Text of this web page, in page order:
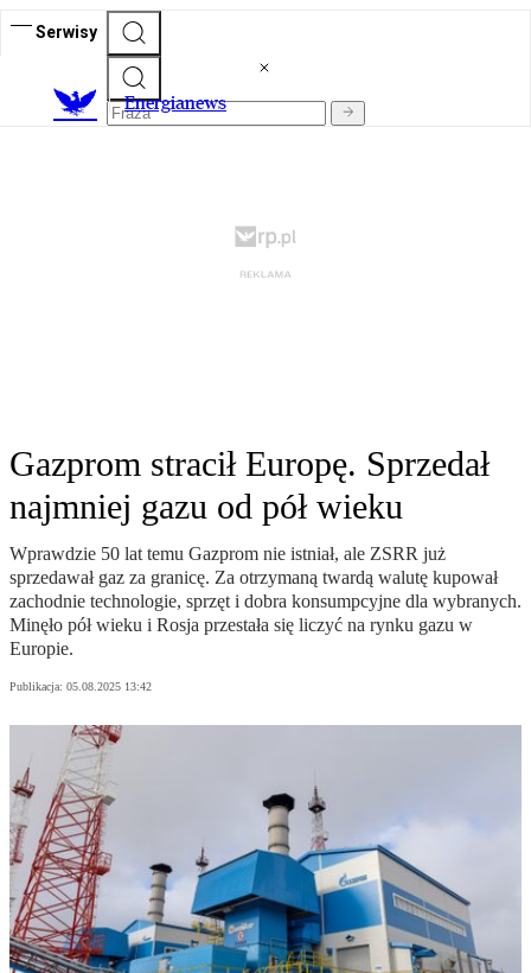
Serwisy
Energianews
Gazprom stracił Europę. Sprzedał
najmniej gazu od pół wieku
Wprawdzie 50 lat temu Gazprom nie istniał, ale ZSRR już
sprzedawał gaz za granicę. Za otrzymaną twardą walutę kupował
zachodnie technologie, sprzęt i dobra konsumpcyjne dla wybranych.
Minęło pół wieku i Rosja przestała się liczyć na rynku gazu w
Europie.
Publikacja: 05.08.2025 13:42